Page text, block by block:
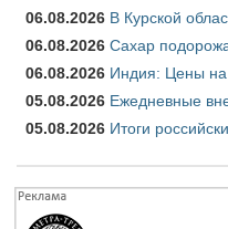
06.08.2026 В Курской
06.08.2026 Сахар
06.08.2026 Индия: Цены на
05.08.2026 Ежедневные
05.08.2026 Итоги